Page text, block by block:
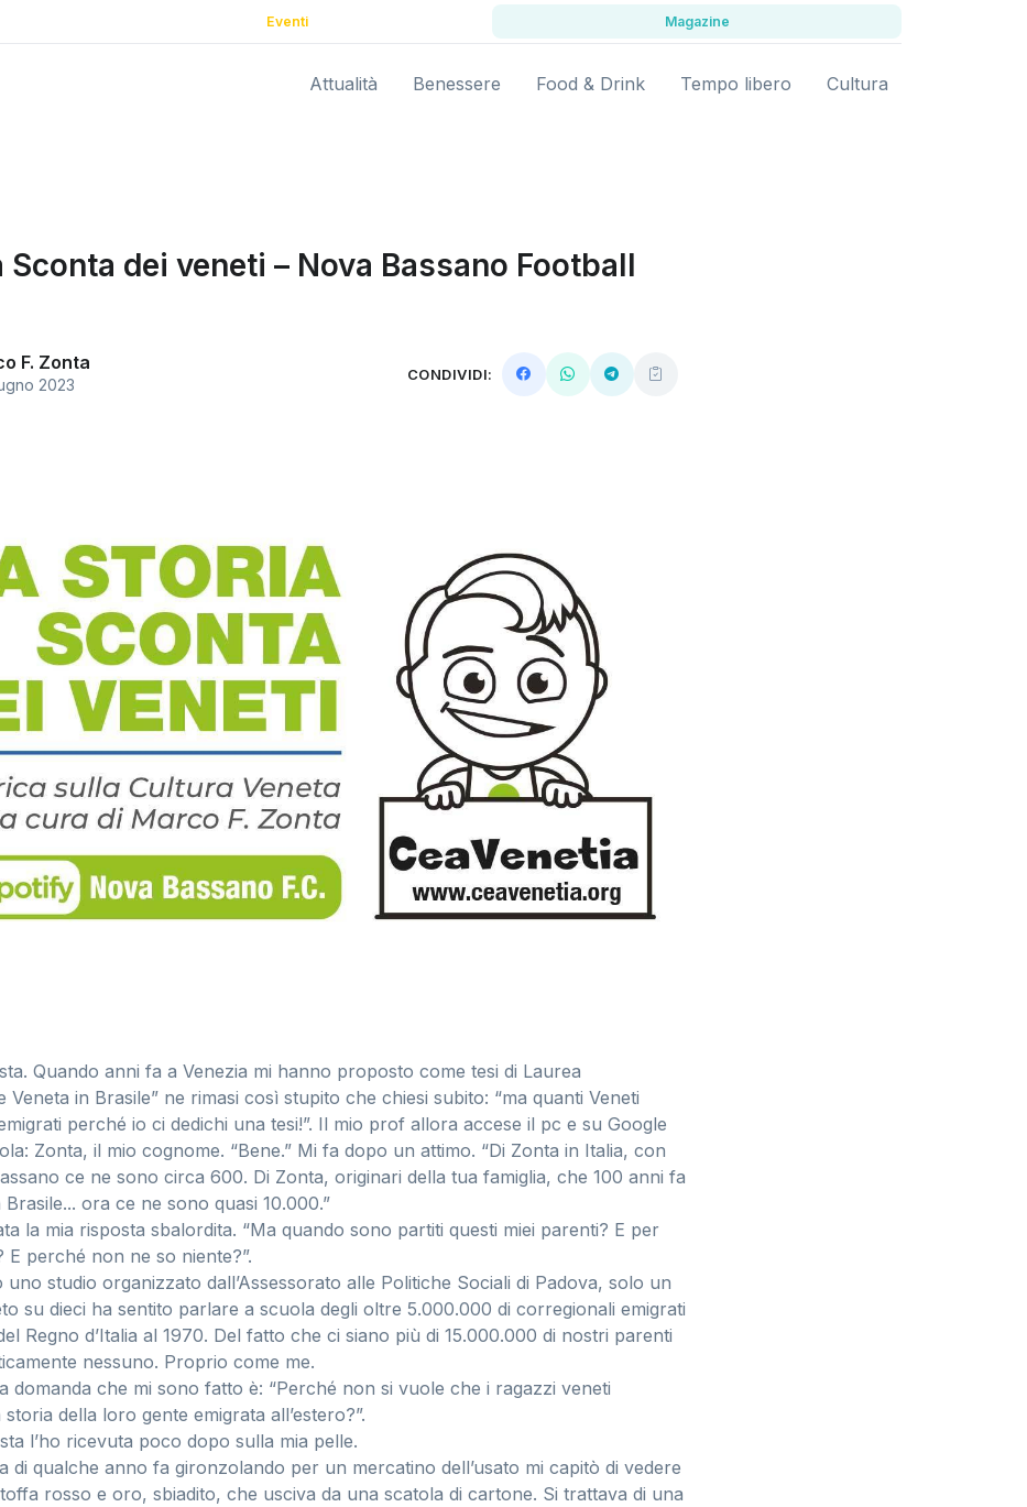
Eventi Magazine
Attualità Benessere Food & Drink Tempo libero Cultura
dei veneti – Nova Bassano Football
F. Zonta
2023
CONDIVIDI:
Quando anni fa a Venezia mi hanno proposto come tesi di Laurea
Veneta in Brasile” ne rimasi così stupito che chiesi subito: “ma quanti Veneti
perché io ci dedichi una tesi!”. Il mio prof allora accese il pc e su Google
Zonta, il mio cognome. “Bene.” Mi fa dopo un attimo. “Di Zonta in Italia, con
ce ne sono circa 600. Di Zonta, originari della tua famiglia, che 100 anni fa
ora ce ne sono quasi 10.000.”
la mia risposta sbalordita. “Ma quando sono partiti questi miei parenti? E per
E perché non ne so niente?”.
uno studio organizzato dall’Assessorato alle Politiche Sociali di Padova, solo un
su dieci ha sentito parlare a scuola degli oltre 5.000.000 di corregionali emigrati
Regno d’Italia al 1970. Del fatto che ci siano più di 15.000.000 di nostri parenti
nessuno. Proprio come me.
domanda che mi sono fatto è: “Perché non si vuole che i ragazzi veneti
della loro gente emigrata all’estero?”.
l’ho ricevuta poco dopo sulla mia pelle.
di qualche anno fa gironzolando per un mercatino dell’usato mi capitò di vedere
rosso e oro, sbiadito, che usciva da una scatola di cartone. Si trattava di una